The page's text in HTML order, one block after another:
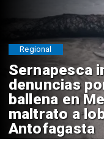
Sernapesca
denuncias
ballena en
maltrato a
Antofagasta
Regional